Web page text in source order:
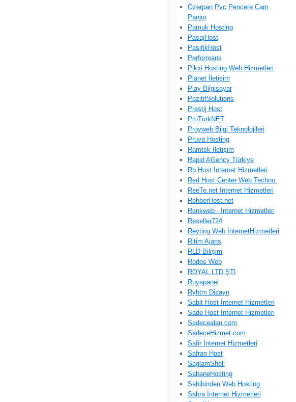
Özerpan Pvc Pencere Cam
Panjur
Pamuk Hosting
PasajHost
PasifikHost
Performans
Pikxi Hosting Web Hizmetleri
Planet İletişim
Play Bilgisayar
PozitifSolutions
Prestij Host
ProTürkNET
Proyweb Bilgi Teknolojileri
Pruva Hosting
Ramtek İletişim
Rapid AGency Türkiye
Rb Host İnternet Hizmetleri
Red Host Center Web Techno.
ReeTe.net Internet Hizmetleri
RehberHost.net
Renkweb - İnternet Hizmetleri
Reseller724
Reyting Web İnternetHizmetleri
Ritim Ajans
RLD Bilişim
Rodos Web
ROYAL LTD ŞTİ
Ruyapanel
Ryhtm Dizayn
Sabit Host İnternet Hizmetleri
Sade Host İnternet Hizmetleri
Sadecealan.com
SadeceHizmet.com
Safir İnternet Hizmetleri
Safran Host
SaglamShell
SahaneHosting
Sahibinden Web Hosting
Sahra İnternet Hizmetleri